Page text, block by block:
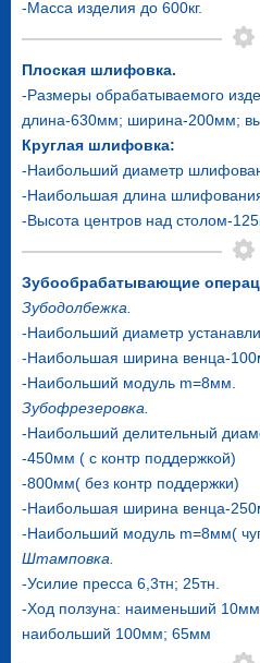
-Масса изделия до 600кг.
Плоская шлифовка.
-Размеры обрабатываемого
длина-630мм; ширина-200мм;
Круглая шлифовка:
-Наибольший диаметр
-Наибольшая длина
-Высота центров над столом-
Зубообрабатывающие
Зубодолбежка.
-Наибольший диаметр
-Наибольшая ширина венца-
-Наибольший модуль m=8мм.
Зубофрезеровка.
-Наибольший делительный
-450мм ( с контр поддержкой)
-800мм( без контр поддержки)
-Наибольшая ширина венца-
-Наибольший модуль m=8мм(
Штамповка.
-Усилие пресса 6,3тн; 25тн.
-Ход ползуна: наименьший
наибольший 100мм; 65мм